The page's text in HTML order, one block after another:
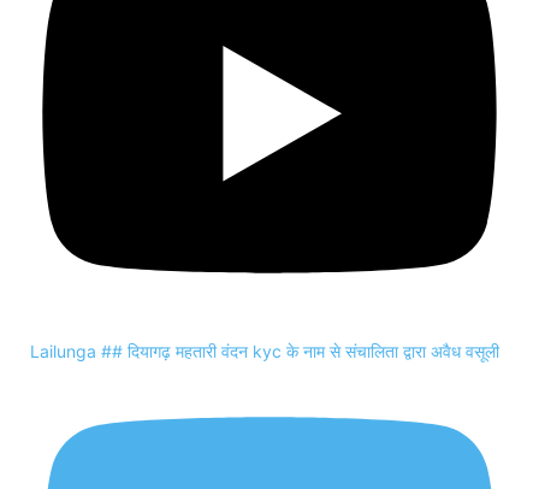
Lailunga ## दियागढ़ महतारी वंदन kyc के नाम से संचालिता द्वारा अवैध वसूली